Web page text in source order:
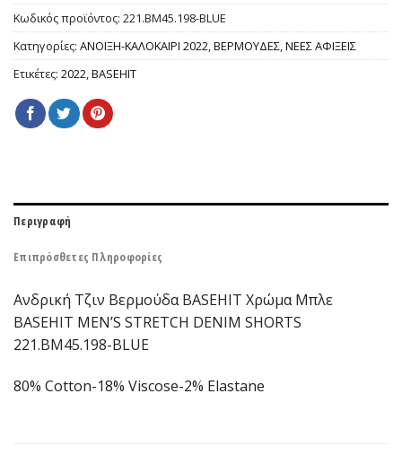
Κωδικός προϊόντος: 221.BM45.198-BLUE
Κατηγορίες: ΑΝΟΙΞΗ-ΚΑΛΟΚΑΙΡΙ 2022,ΒΕΡΜΟΥΔΕΣ,ΝΕΕΣ ΑΦΙΞΕΙΣ
Ετικέτες: 2022,BASEHIT
Περιγραφή
Επιπρόσθετες Πληροφορίες
Ανδρική Τζιν Βερμούδα BASEHIT Χρώμα Μπλε
BASEHIT MEN’S STRETCH DENIM SHORTS
221.BM45.198-BLUE
80% Cotton-18% Viscose-2% Elastane